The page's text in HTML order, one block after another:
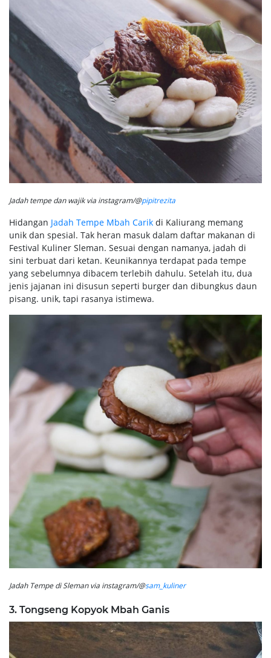
Jadah tempe dan wajik via instagram/@pipitrezita
Hidangan Jadah Tempe Mbah Carik di Kaliurang memang
unik dan spesial. Tak heran masuk dalam daftar makanan di
Festival Kuliner Sleman. Sesuai dengan namanya, jadah di
sini terbuat dari ketan. Keunikannya terdapat pada tempe
yang sebelumnya dibacem terlebih dahulu. Setelah itu, dua
jenis jajanan ini disusun seperti burger dan dibungkus daun
pisang. unik, tapi rasanya istimewa.
Jadah Tempe di Sleman via instagram/@sam_kuliner
3. Tongseng Kopyok Mbah Ganis